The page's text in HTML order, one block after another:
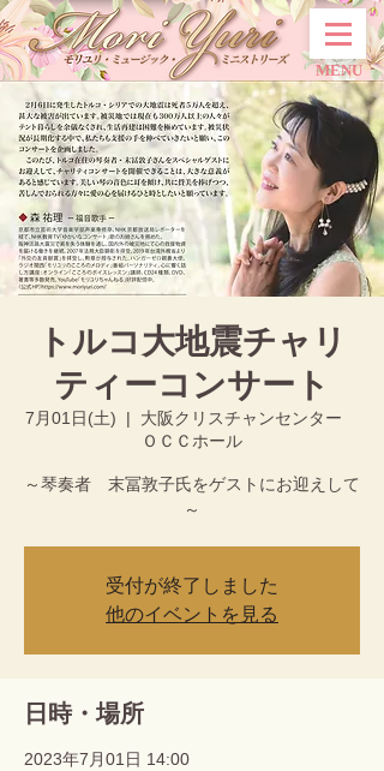
MENU
トルコ大地震チャリ
ティーコンサート
7月01日(土)
  |
大阪クリスチャンセンター
ＯＣＣホール
～琴奏者 末冨敦子氏をゲストにお迎えして
～
受付が終了しました
他のイベントを見る
日時・場所
2023年7月01日 14:00